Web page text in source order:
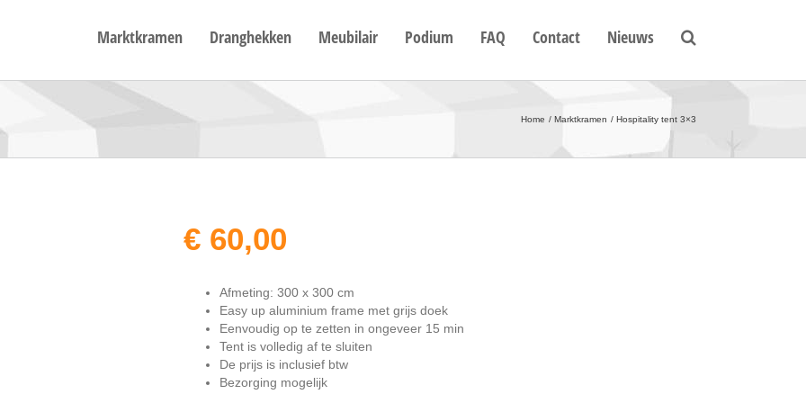
Marktkramen Dranghekken Meubilair Podium FAQ Contact Nieuws
Home Marktkramen Hospitality tent 3×3
€ 60,00
Afmeting: 300 x 300 cm
Easy up aluminium frame met grijs doek
Eenvoudig op te zetten in ongeveer 15 min
Tent is volledig af te sluiten
De prijs is inclusief btw
Bezorging mogelijk